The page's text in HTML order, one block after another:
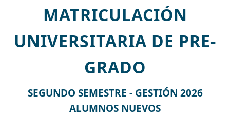
MATRICULACIÓN
UNIVERSITARIA DE PRE-
GRADO
SEGUNDO SEMESTRE - GESTIÓN 2026
ALUMNOS NUEVOS